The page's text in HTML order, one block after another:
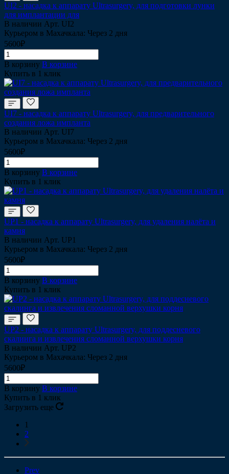
UI2 - насадка к аппарату Ultrasurgery, для подготовки лунки
для имплантации для
В наличии Арт. UI2
Курьером в Махачкала: Через 2 дня
5600₽
В корзину В корзине
Купить в 1 клик
UI7 - насадка к аппарату Ultrasurgery, для предварительного
создания ложа импланта
В наличии Арт. UI7
Курьером в Махачкала: Через 2 дня
5600₽
В корзину В корзине
Купить в 1 клик
UP1 - насадка к аппарату Ultrasurgery, для удаления налёта и
камня
В наличии Арт. UP1
Курьером в Махачкала: Через 2 дня
5600₽
В корзину В корзине
Купить в 1 клик
UP2 - насадка к аппарату Ultrasurgery, для поддесневого
скалинга и извлечения сломанной верхушки корня
В наличии Арт. UP2
Курьером в Махачкала: Через 2 дня
5600₽
В корзину В корзине
Купить в 1 клик
Загрузить еще
1
2
Prev